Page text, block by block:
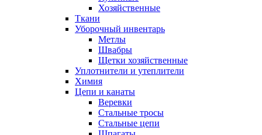
Хозяйственные
Ткани
Уборочный инвентарь
Метлы
Швабры
Щетки хозяйственные
Уплотнители и утеплители
Химия
Цепи и канаты
Веревки
Стальные тросы
Стальные цепи